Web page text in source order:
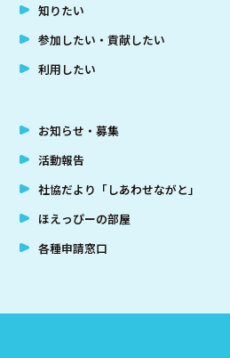
知りたい
参加したい・貢献したい
利用したい
お知らせ・募集
活動報告
社協だより「しあわせながと」
ほえっぴーの部屋
各種申請窓口